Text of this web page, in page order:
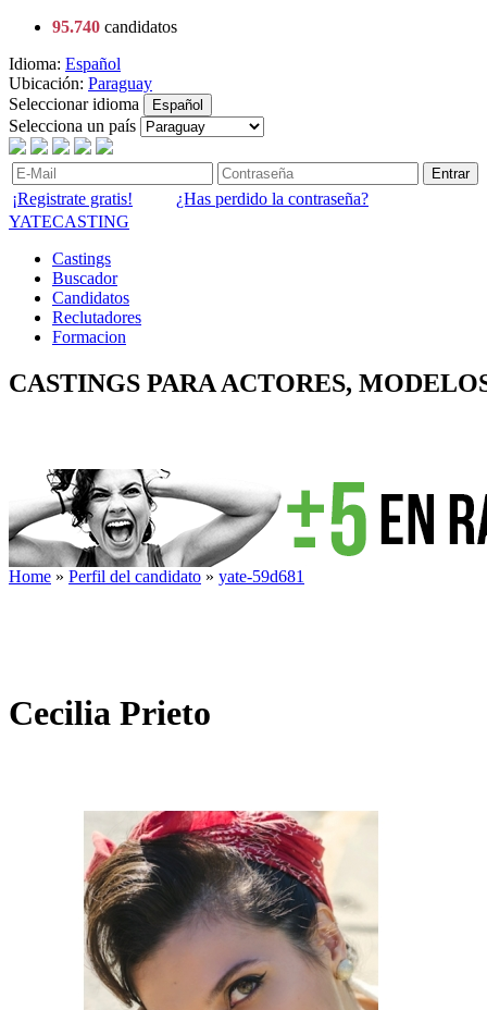
95.740 candidatos
Idioma: Español
Ubicación: Paraguay
Seleccionar idioma
Español
Selecciona un país
Entrar
¡Registrate gratis!
¿Has perdido la contraseña?
YATECASTING
Castings
Buscador
Candidatos
Reclutadores
Formacion
CASTINGS PARA ACTORES,
Home » Perfil del candidato » yate-59d681
Cecilia Prieto